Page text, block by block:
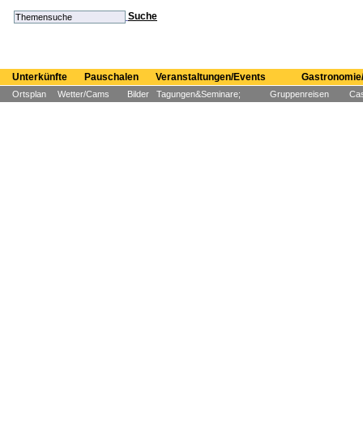
Unterkünfte Pauschalen Veranstaltungen/Events
Ortsplan Wetter/Cams Bilder Tagungen&Seminare; Gruppenreisen
Suche